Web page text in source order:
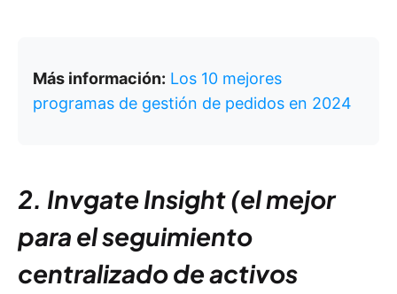
Más información: Los 10 mejores
programas de gestión de pedidos en 2024
2. Invgate Insight (el mejor
para el seguimiento
centralizado de activos